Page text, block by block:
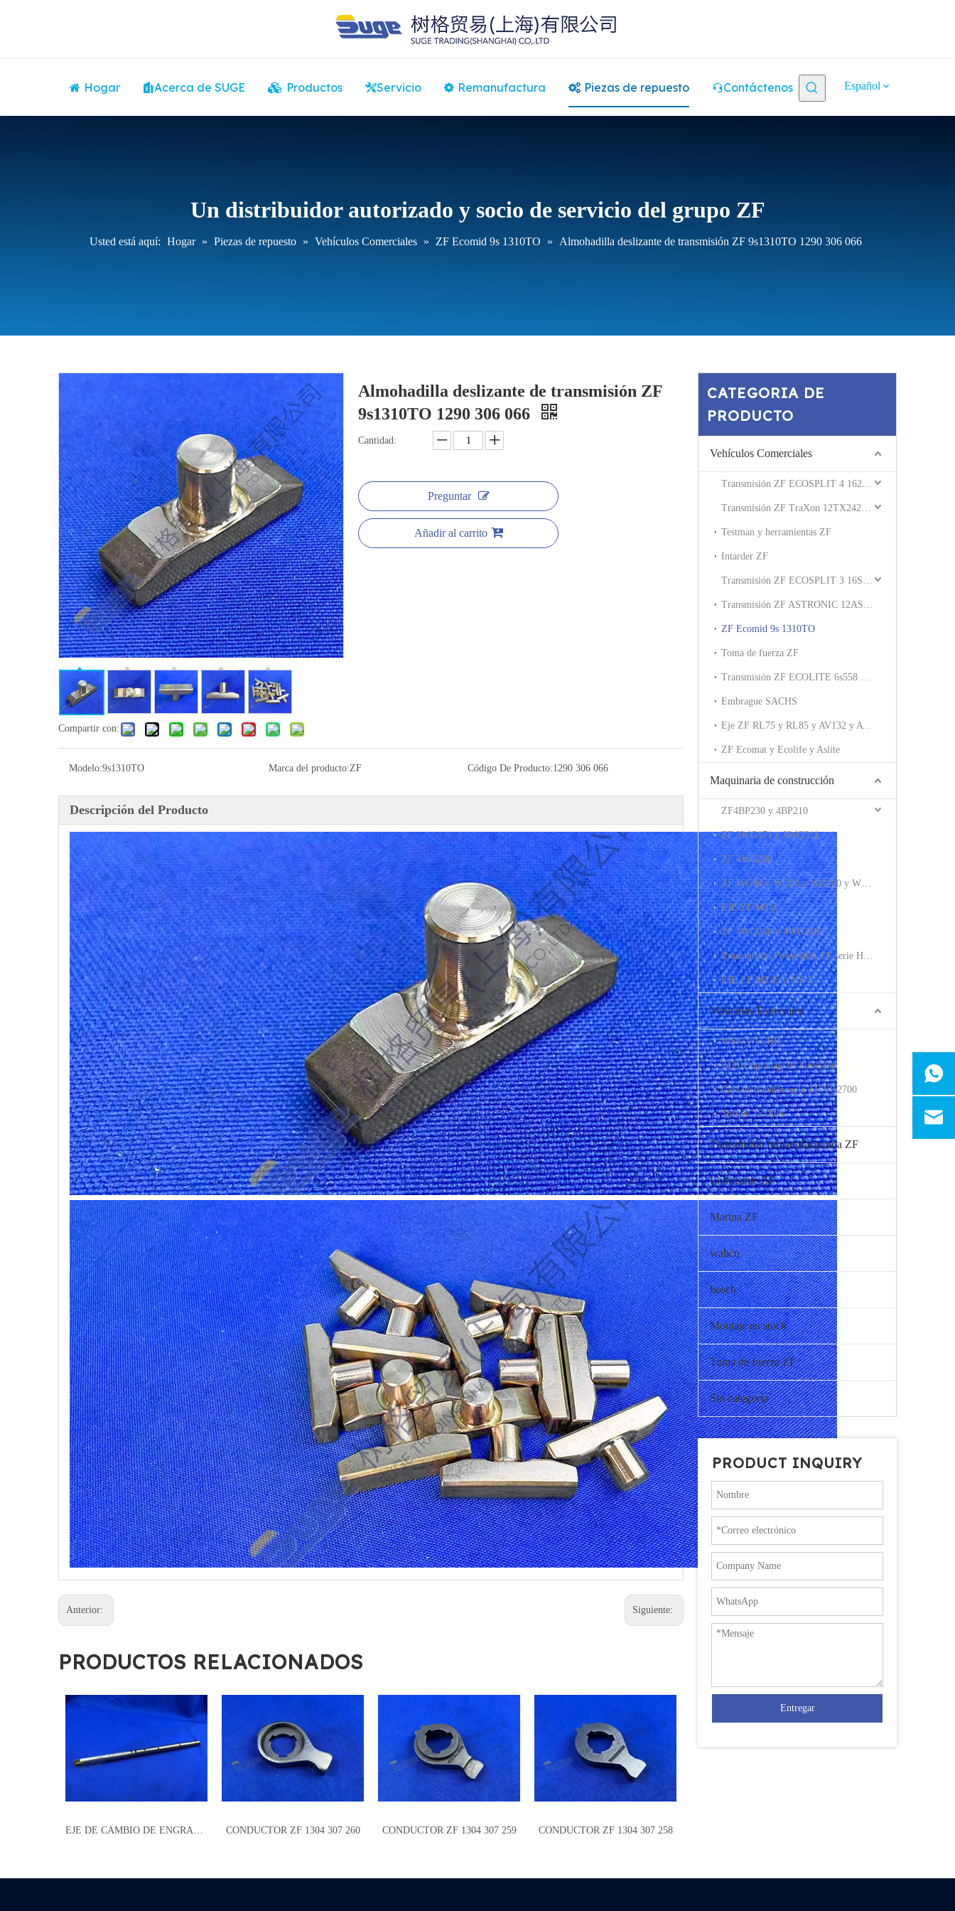
Hogar Acerca de SUGE Productos Servicio Remanufactura Piezas de repuesto Contáctenos Español
Un distribuidor autorizado y socio de servicio del grupo ZF
Usted está aquí: Hogar » Piezas de repuesto » Vehículos Comerciales » ZF Ecomid 9s 1310TO » Almohadilla deslizante de transmisión ZF 9s1310TO 1290 306 066
Compartir con:
Almohadilla deslizante de transmisión ZF
9s1310TO 1290 306 066
Cantidad:
Preguntar
Añadir al carrito
Modelo:9s1310TO Marca del producto:ZF Código De Producto:1290 306 066
Descripción del Producto
Anterior: Siguiente:
PRODUCTOS RELACIONADOS
EJE DE CAMBIO DE ENGRANAJES ZF 1304 307 272 CONDUCTOR ZF 1304 307 260 CONDUCTOR ZF 1304 307 259 CONDUCTOR ZF 1304 307 258
CATEGORIA DE
PRODUCTO
Vehículos Comerciales
Transmisión ZF ECOSPLIT 4 162230 16S2531
Transmisión ZF TraXon 12TX2420 12TX2621
Testman y herramientas ZF
Intarder ZF
Transmisión ZF ECOSPLIT 3 16S181 16S221
Transmisión ZF ASTRONIC 12AS2540 12AS2330
ZF Ecomid 9s 1310TO
Toma de fuerza ZF
Transmisión ZF ECOLITE 6s558 6s508
Embrague SACHS
Eje ZF RL75 y RL85 y AV132 y AV133
ZF Ecomat y Ecolife y Aslite
Maquinaria de construcción
ZF4BP230 y 4BP210
ZF 3WG171 y 3WG211
ZF 4WG200
ZF WG94 y WG98 y WG190 y WG210 y WG171 y WG211
EJE ZF MT-L
ZF 4WG260 y 4WG310
Transmisión Powershift ZF serie HL 2HL270 2HL290
EJE ZF MT-E y MS-E
Vehículos Especiales
WSK y TCHD
7421 Engranaje de dirección
Caja de transferencia ZF VG2700
Torque TraXon
Transmisión remanufacturada ZF
Lubricante ZF
Marina ZF
wabco
bosch
Montaje en stock
Toma de fuerza ZF
Sin categoría
PRODUCT INQUIRY
Entregar